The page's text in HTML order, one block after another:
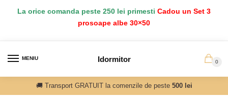
La orice comanda peste 250 lei primesti Cadou un Set 3
prosoape albe 30×50
MENIU Idormitor 0
🚚 Transport GRATUIT la comenzile de peste 500 lei